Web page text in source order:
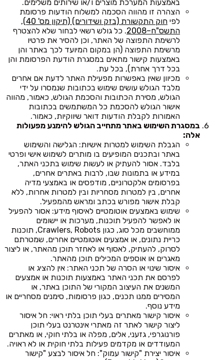
באמצעות המערכת מוצרים ו/או שירותים משלימים.
הצהרה זו מהווה הסכמה למשלוח הודעות פרסומת
לפי
חוק התקשורת (בזק ושידורים) (תיקון מס' 40),
התשס"ח–2008
. כל גולש רשאי לבחור שלא להצטרף
לרשימת התפוצה של האתר, וכן להסיר את פרטיו
מרשימת התפוצה (הן במקום המיועד לכך באתר והן
באמצעות קישור מתאים במסגרת הודעת הפרסומת והן
בכל דרך אחרת), בכל עת.
מכיוון שאין באפשרות מפעילת האתר לדעת אם אחרים
מלבד הגולש עושים שימוש בכתובות שנמסרו על ידי
הגולש, מסירת הכתובות והסכמת הגולש, כאמור, מהווה
אישור הגולש להסכמת כל המשתמשים בכתובות
האמורות לקבלת הודעות דואר שיווקיות, כאמור.
במסגרת השימוש באתר מתחייב הגולש להימנע מפעולות
אלה:
הגבלת השימוש למטרות אישיות: הגלישה והשימוש
באתר ובתכנים המופיעים בו מותרים לשימוש אישי ופרטי
בלבד. אסור להעתיק או לעשות שימוש בתכני האתר,
במידע או בתמונות שבו, לרבות באתרים אחרים,
בפרסומים אלקטרוניים, מודפסים או באמצעי מדיה
אחרים, בין למטרות מסחריות ובין למטרות אחרות, ללא
קבלת אישור מפורש בכתב ומראש מהמפעיל.
שימוש באמצעים אוטומטיים לאיסוף מידע: אסור להפעיל
או לאפשר להפעיל תוכנות, מערכות או יישומים
ממוחשבים מכל סוג, כגון Crawlers, Robots, תוכנות
כריית נתונים, או אמצעים אוטומטיים אחרים, שמטרתם
לסרוק, להעתיק, לאסוף או לאחזר תוכן מהאתר, או ליצור
מאגרים או אוספים המכילים תוכן מהאתר.
איסור שינוי או הסרה של תכני האתר: אין להציג או
לפרסם את תכני האתר באמצעות תוכנות או אמצעים
המשנים את העיצוב המקורי של התוכן באתר, או
המסירים ממנו תכנים, כגון פרסומות, סימנים מסחריים או
מידע נוסף.
איסור קישור מאתרים בעלי תוכן בלתי ראוי: חל איסור
ליצור קישור לאתר זה מאתרי אינטרנט בעלי תוכן
פורנוגרפי, גזעני, אלים, מפלה או בלתי חוקי, או מאתרים
המעודדים או מקדמים פעילות בלתי חוקית או לא ראויה.
איסור יצירת "קישור עמוק": חל איסור לבצע "קישור